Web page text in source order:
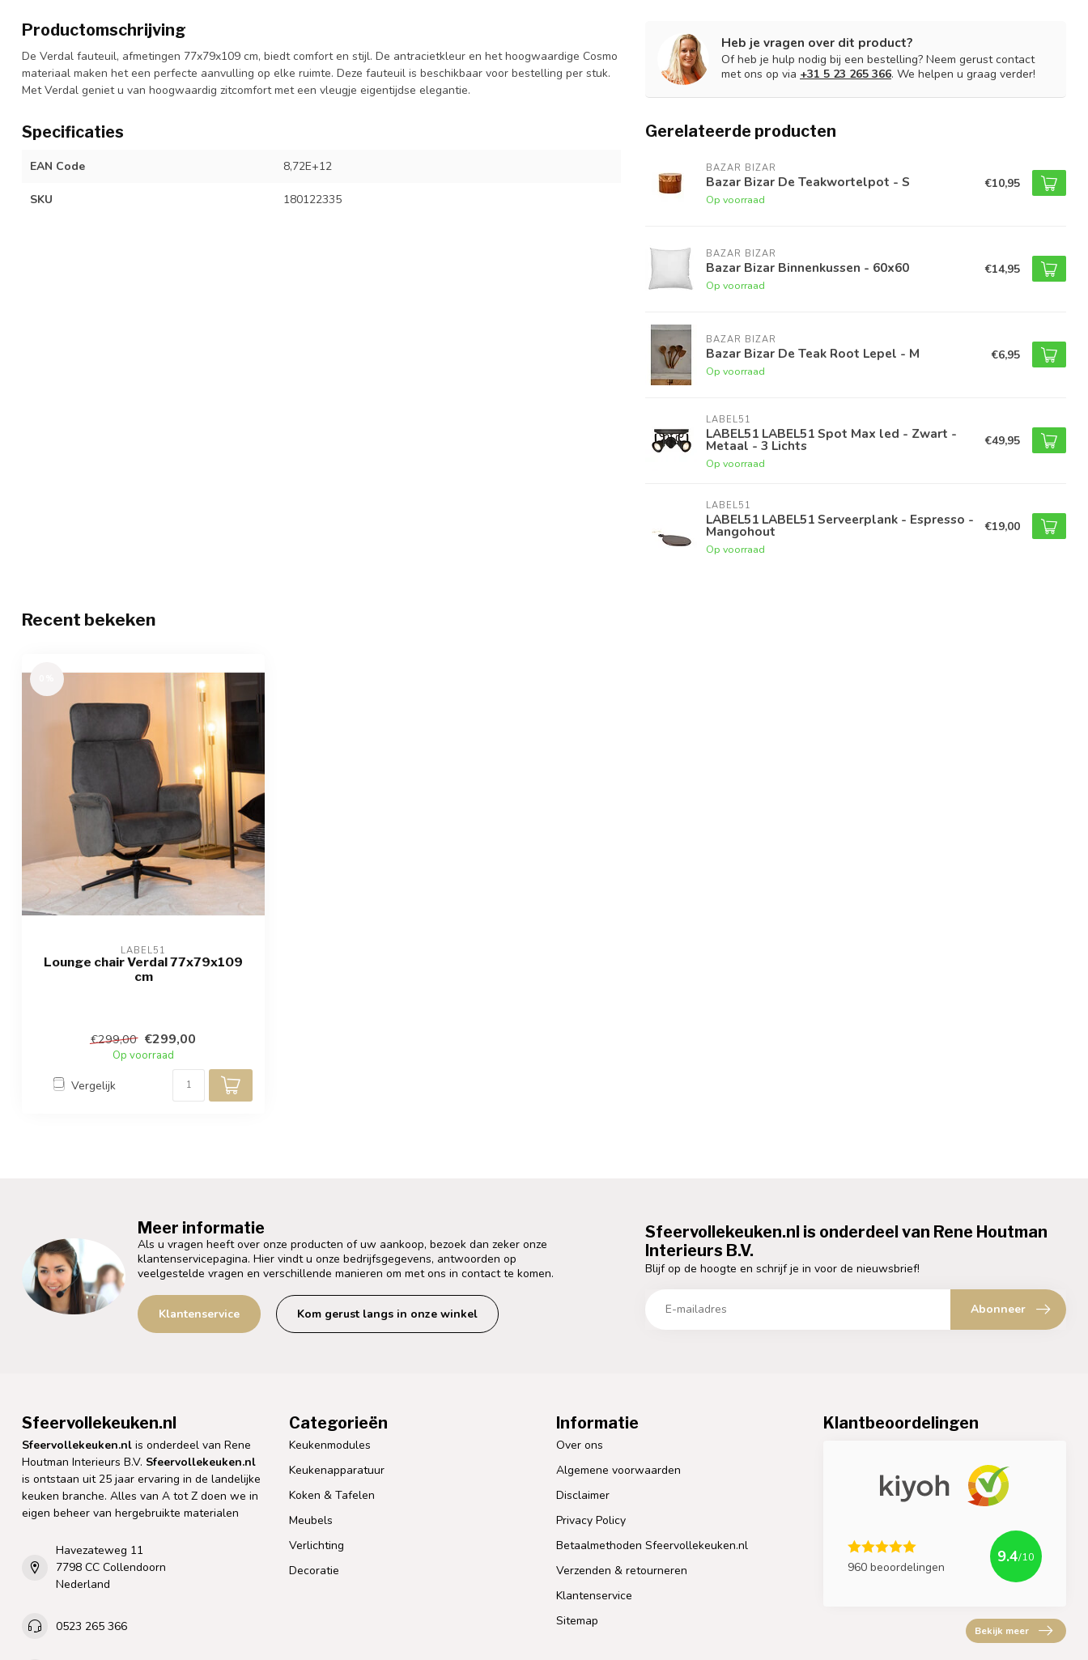
Productomschrijving
De Verdal fauteuil, afmetingen 77x79x109 cm, biedt comfort en stijl. De antracietkleur en het hoogwaardige Cosmo
materiaal maken het een perfecte aanvulling op elke ruimte. Deze fauteuil is beschikbaar voor bestelling per stuk.
Met Verdal geniet u van hoogwaardig zitcomfort met een vleugje eigentijdse elegantie.
Specificaties
EAN Code 8,72E+12
SKU 180122335
Heb je vragen over dit product?
Of heb je hulp nodig bij een bestelling? Neem gerust contact
met ons op via +31 5 23 265 366. We helpen u graag verder!
Gerelateerde producten
BAZAR BIZAR
Bazar Bizar De Teakwortelpot - S
Op voorraad
€10,95
BAZAR BIZAR
Bazar Bizar Binnenkussen - 60x60
Op voorraad
€14,95
BAZAR BIZAR
Bazar Bizar De Teak Root Lepel - M
Op voorraad
€6,95
LABEL51
LABEL51 LABEL51 Spot Max led - Zwart -
Metaal - 3 Lichts
Op voorraad
€49,95
LABEL51
LABEL51 LABEL51 Serveerplank - Espresso -
Mangohout
Op voorraad
€19,00
Recent bekeken
LABEL51
Lounge chair Verdal 77x79x109
cm
€299,00 €299,00
Op voorraad
Vergelijk
Meer informatie
Als u vragen heeft over onze producten of uw aankoop, bezoek dan zeker onze
klantenservicepagina. Hier vindt u onze bedrijfsgegevens, antwoorden op
veelgestelde vragen en verschillende manieren om met ons in contact te komen.
Klantenservice Kom gerust langs in onze winkel
Sfeervollekeuken.nl is onderdeel van Rene Houtman
Interieurs B.V.
Blijf op de hoogte en schrijf je in voor de nieuwsbrief!
Abonneer
Sfeervollekeuken.nl
Sfeervollekeuken.nl is onderdeel van Rene
Houtman Interieurs B.V. Sfeervollekeuken.nl
is ontstaan uit 25 jaar ervaring in de landelijke
keuken branche. Alles van A tot Z doen we in
eigen beheer van hergebruikte materialen
Havezateweg 11
7798 CC Collendoorn
Nederland
0523 265 366
Categorieën
Keukenmodules
Keukenapparatuur
Koken & Tafelen
Meubels
Verlichting
Decoratie
Informatie
Over ons
Algemene voorwaarden
Disclaimer
Privacy Policy
Betaalmethoden Sfeervollekeuken.nl
Verzenden & retourneren
Klantenservice
Sitemap
Klantbeoordelingen
960 beoordelingen
9.4/10
Bekijk meer